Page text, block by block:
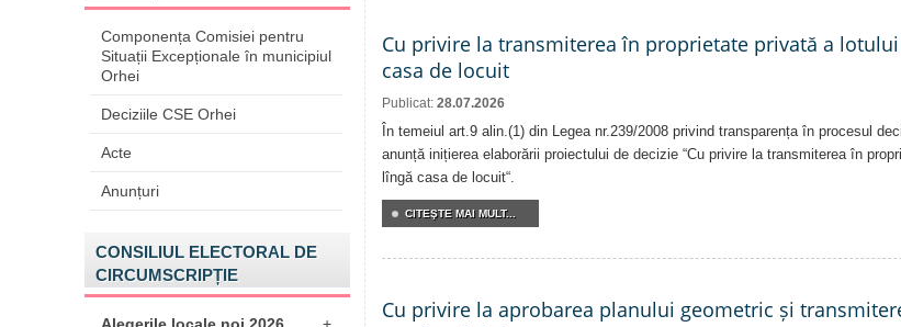
Componența Comisiei pentru
Situații Excepționale în municipiul
Orhei
Deciziile CSE Orhei
Acte
Anunțuri
CONSILIUL ELECTORAL DE
CIRCUMSCRIPȚIE
Cu privire la transmiterea în proprietate privată a
casa de locuit
Publicat: 28.07.2026
În temeiul art.9 alin.(1) din Legea nr.239/2008 privind transparența în procesul
anunță inițierea elaborării proiectului de decizie “Cu privire la transmiterea în
lîngă casa de locuit“.
CITEŞTE MAI MULT...
Cu privire la aprobarea planului geometric și